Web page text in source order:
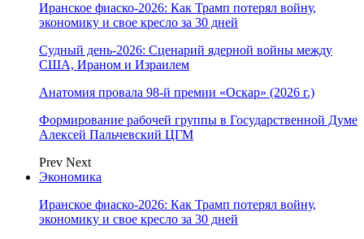
Иранское фиаско-2026: Как Трамп потерял войну,
экономику и свое кресло за 30 дней
Судный день-2026: Сценарий ядерной войны между
США, Ираном и Израилем
Анатомия провала 98-й премии «Оскар» (2026 г.)
Формирование рабочей группы в Государственной Думе
Алексей Пальчевский ЦГМ
Prev Next
Экономика
Иранское фиаско-2026: Как Трамп потерял войну,
экономику и свое кресло за 30 дней